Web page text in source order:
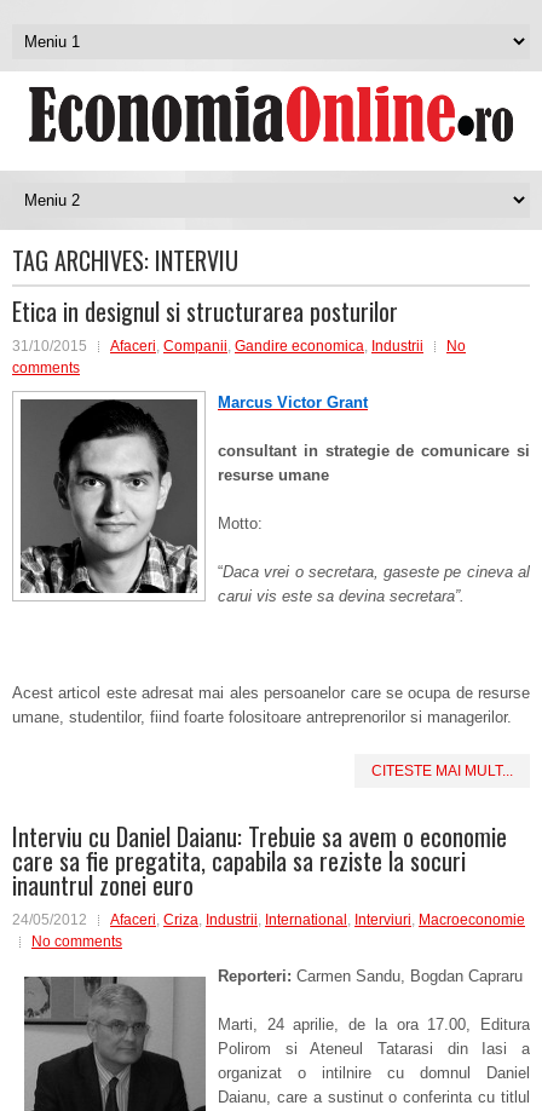
TAG ARCHIVES: INTERVIU
Etica in designul si structurarea posturilor
31/10/2015 Afaceri, Companii, Gandire economica, Industrii
No
comments
Marcus Victor Grant
consultant in strategie de comunicare si
resurse umane
Motto:
“Daca vrei o secretara, gaseste pe cineva al
carui vis este sa devina secretara”.
Acest articol este adresat mai ales persoanelor care se ocupa de resurse
umane, studentilor, fiind foarte folositoare antreprenorilor si managerilor.
CITESTE MAI MULT...
Interviu cu Daniel Daianu: Trebuie sa avem o economie
care sa fie pregatita, capabila sa reziste la socuri
inauntrul zonei euro
24/05/2012 Afaceri, Criza, Industrii, International , Interviuri, Macroeconomie
No comments
Reporteri: Carmen Sandu, Bogdan Capraru
Marti, 24 aprilie, de la ora 17.00, Editura
Polirom si Ateneul Tatarasi din Iasi a
organizat o intilnire cu domnul Daniel
Daianu, care a sustinut o conferinta cu titlul